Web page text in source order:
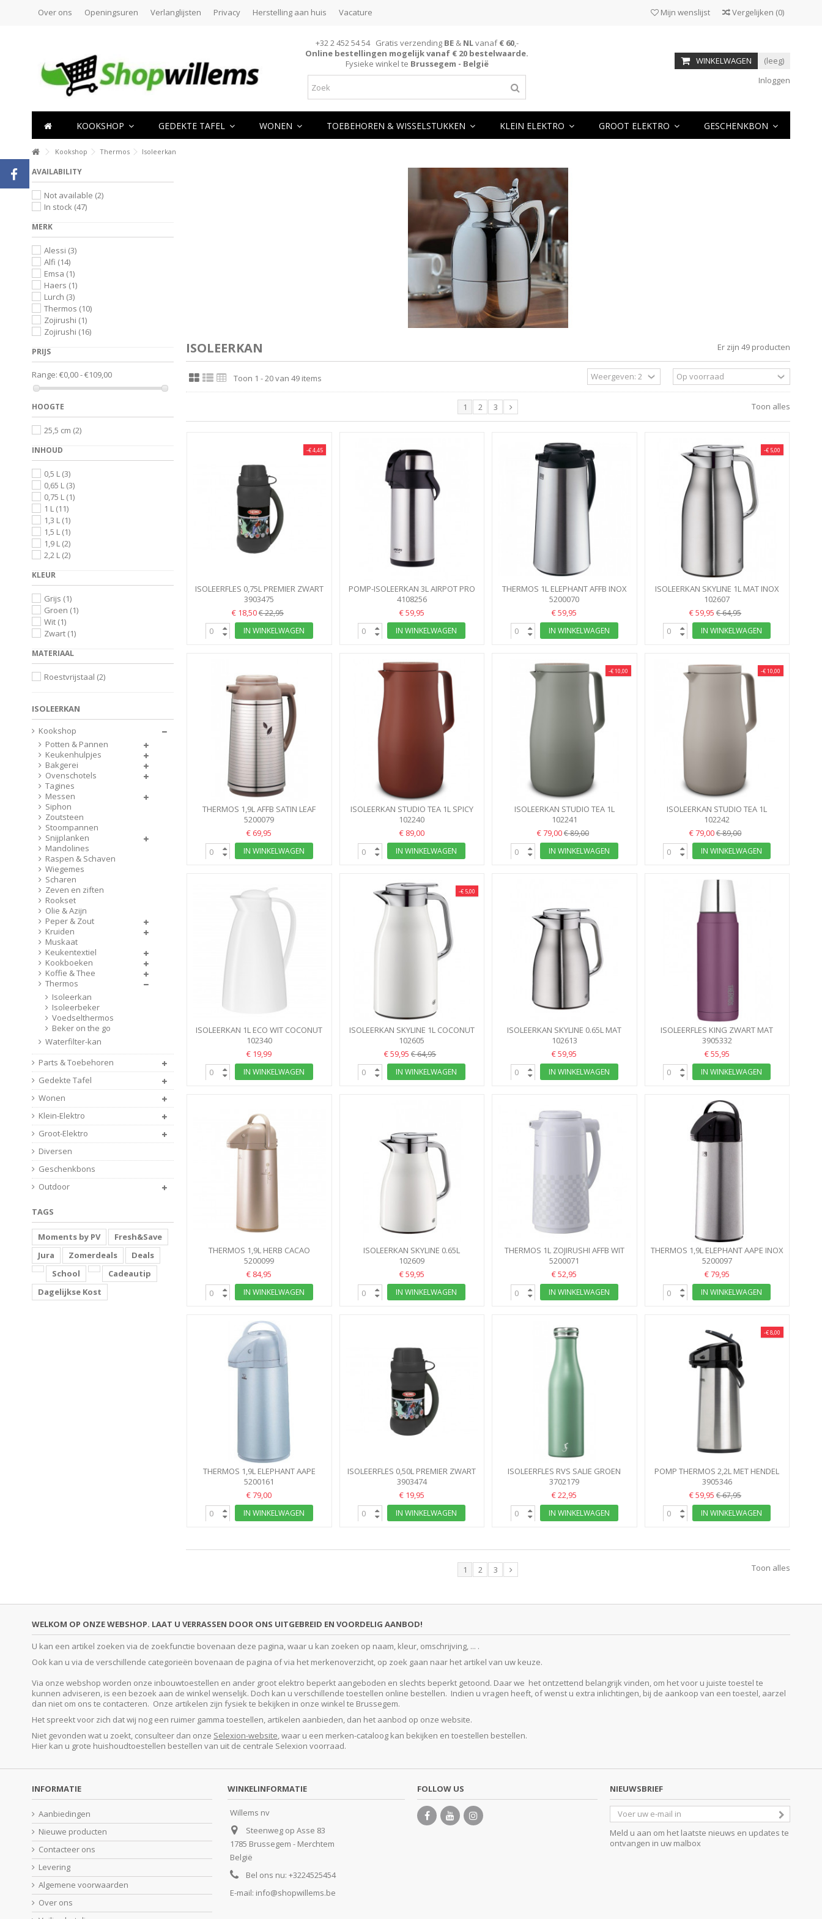
Over ons Openingsuren Verlanglijsten Privacy Herstelling aan huis Vacature Vergelijken (0)
Mijn wenslijst
+32 2 452 54 54 Gratis verzending BE& NLvanaf€ 60,-
Online bestellingen mogelijk vanaf € 20 bestelwaarde.
Fysieke winkel te Brussegem - België WINKELWAGEN
(leeg)
Inloggen
KOOKSHOP GEDEKTE TAFEL WONEN TOEBEHOREN & WISSELSTUKKEN KLEIN ELEKTRO GROOT ELEKTRO GESCHENKBON
Kookshop Thermos Isoleerkan
ISOLEERKAN Er zijn 49 producten
Toon 1 - 20 van 49 items
Toon alles
1 2 3
-€ 4,45
ISOLEERFLES 0,75L PREMIER ZWART
THERMOS
3903475
€ 18,50€ 22,95
IN WINKELWAGEN
POMP-ISOLEERKAN 3L AIRPOT PRO
HAERS
4108256
€ 59,95
IN WINKELWAGEN
THERMOS 1L ELEPHANT AFFB INOX
AFFB-10S
5200070
€ 59,95
IN WINKELWAGEN
-€ 5,00
ISOLEERKAN SKYLINE 1L MAT INOX
ALFI
102607
€ 59,95€ 64,95
IN WINKELWAGEN
THERMOS 1,9L AFFB SATIN LEAF
ZOJIRUSHI AFFB-19XT MOKKA...
5200079
€ 69,95
IN WINKELWAGEN
ISOLEERKAN STUDIO TEA 1L SPICY
RED ALFI
102240
€ 89,00
IN WINKELWAGEN
-€ 10,00
ISOLEERKAN STUDIO TEA 1L
MATCHA GREEN ALFI
102241
€ 79,00€ 89,00
IN WINKELWAGEN
-€ 10,00
ISOLEERKAN STUDIO TEA 1L
CALMING BEIGE ALFI
102242
€ 79,00€ 89,00
IN WINKELWAGEN
ISOLEERKAN 1L ECO WIT COCONUT
ALFI
102340
€ 19,99
IN WINKELWAGEN
-€ 5,00
ISOLEERKAN SKYLINE 1L COCONUT
ALFI ALPINE WIT MAT
102605
€ 59,95€ 64,95
IN WINKELWAGEN
ISOLEERKAN SKYLINE 0.65L MAT
INOX ALFI
102613
€ 59,95
IN WINKELWAGEN
ISOLEERFLES KING ZWART MAT
1200ML THERMOS
3905332
€ 55,95
IN WINKELWAGEN
THERMOS 1,9L HERB CACAO
ZOJIRUSHI
5200099
€ 84,95
IN WINKELWAGEN
ISOLEERKAN SKYLINE 0.65L
COCONUT ALFI ALPINE WIT MAT
102609
€ 59,95
IN WINKELWAGEN
THERMOS 1L ZOJIRUSHI AFFB WIT
ICHIMATSU
5200071
€ 52,95
IN WINKELWAGEN
THERMOS 1,9L ELEPHANT AAPE INOX
AAPE-19S
5200097
€ 79,95
IN WINKELWAGEN
THERMOS 1,9L ELEPHANT AAPE
JEWEL SILVER
5200161
€ 79,00
IN WINKELWAGEN
ISOLEERFLES 0,50L PREMIER ZWART
THERMOS
3903474
€ 19,95
IN WINKELWAGEN
ISOLEERFLES RVS SALIE GROEN
500ML DUBBELWANDIG LURCH
3702179
€ 22,95
IN WINKELWAGEN
-€ 8,00
POMP THERMOS 2,2L MET HENDEL
MAT INOX
3905346
€ 59,95€ 67,95
IN WINKELWAGEN
Toon alles
1 2 3
AVAILABILITY
Not available (2)
In stock (47)
MERK
Alessi (3)
Alfi (14)
Emsa (1)
Haers (1)
Lurch (3)
Thermos (10)
Zojirushi (1)
Zojirushi (16)
PRIJS
Range: €0,00 - €109,00
HOOGTE
25,5 cm (2)
INHOUD
0,5 L (3)
0,65 L (3)
0,75 L (1)
1 L (11)
1,3 L (1)
1,5 L (1)
1,9 L (2)
2,2 L (2)
KLEUR
Grijs (1)
Groen (1)
Wit (1)
Zwart (1)
MATERIAAL
Roestvrijstaal (2)
ISOLEERKAN
Kookshop
Potten & Pannen
Keukenhulpjes
Bakgerei
Ovenschotels
Tagines
Messen
Siphon
Zoutsteen
Stoompannen
Snijplanken
Mandolines
Raspen & Schaven
Wiegemes
Scharen
Zeven en ziften
Rookset
Olie & Azijn
Peper & Zout
Kruiden
Muskaat
Keukentextiel
Kookboeken
Koffie & Thee
Thermos
Isoleerkan
Isoleerbeker
Voedselthermos
Beker on the go
Waterfilter-kan
Parts & Toebehoren
Gedekte Tafel
Wonen
Klein-Elektro
Groot-Elektro
Diversen
Geschenkbons
Outdoor
TAGS
Moments by PV
Fresh&Save
Jura
Zomerdeals
Deals
School
Cadeautip
Dagelijkse Kost
WELKOM OP ONZE WEBSHOP. LAAT U VERRASSEN DOOR ONS UITGEBREID EN VOORDELIG AANBOD!
U kan een artikel zoeken via de zoekfunctie bovenaan deze pagina, waar u kan zoeken op naam, kleur, omschrijving, ... .
Ook kan u via de verschillende categorieën bovenaan de pagina of via het merkenoverzicht, op zoek gaan naar het artikel van uw keuze.
Via onze webshop worden onze inbouwtoestellen en ander groot elektro beperkt aangeboden en slechts beperkt getoond. Daar we het ontzettend belangrijk vinden, om het voor u juiste toestel te
kunnen adviseren, is een bezoek aan de winkel wenselijk. Doch kan u verschillende toestellen online bestellen. Indien u vragen heeft, of wenst u extra inlichtingen, bij de aankoop van een toestel, aarzel
dan niet om ons te contacteren. Onze artikelen zijn fysiek te bekijken in onze winkel te Brussegem.
Het spreekt voor zich dat wij nog een ruimer gamma toestellen, artikelen aanbieden, dan het aanbod op onze website.
Niet gevonden wat u zoekt, consulteer dan onze Selexion-website , waar u een merken-cataloog kan bekijken en toestellen bestellen.
Hier kan u grote huishoudtoestellen bestellen van uit de centrale Selexion voorraad.
INFORMATIE
Aanbiedingen
Nieuwe producten
Contacteer ons
Levering
Algemene voorwaarden
Over ons
WINKELINFORMATIE
Willems nv
Steenweg op Asse 83
1785 Brussegem - Merchtem
België
Bel ons nu: +3224525454
E-mail: info@shopwillems.be
FOLLOW US NIEUWSBRIEF
Meld u aan om het laatste nieuws en updates te
ontvangen in uw malbox